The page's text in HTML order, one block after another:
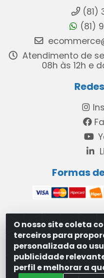
O nosso site coleta
terceiros para
personalizada ao
publicidade
perfil e melhorar a
(81)
(81)
Atendimento de
08h às 12h e
Formas
MAXXISUPRI COMÉRCIO
Antônio Cabral de
Paulista/PE - CEP